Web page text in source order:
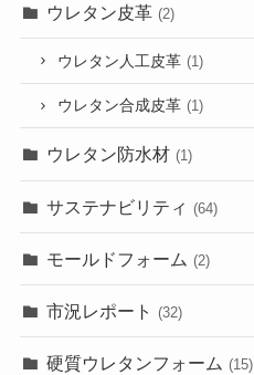
ウレタン皮革 (2)
ウレタン人工皮革 (1)
ウレタン合成皮革 (1)
ウレタン防水材 (1)
サステナビリティ (64)
モールドフォーム (2)
市況レポート (32)
硬質ウレタンフォーム (15)